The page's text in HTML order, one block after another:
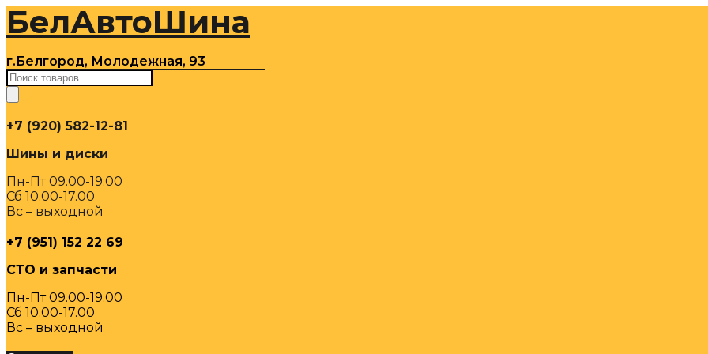
Перейти
содержимому
БелАвтоШина
г.Белгород, Молодежная, 93
Поиск
товаров
+7 (920) 582-12-81
Шины и диски
Пн-Пт 09.00-19.00
Сб 10.00-17.00
Вс – выходной
+7 (951) 152 22 69
СТО и запчасти
Пн-Пт 09.00-19.00
Сб 10.00-17.00
Вс – выходной